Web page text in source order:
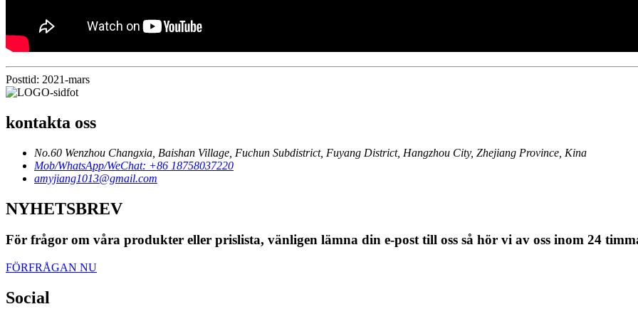
Posttid: 2021-mars
kontakta oss
No.60 Wenzhou Changxia, Baishan Village, Fuchun Subdistrict, Fuyang District, Hangzhou City, Zhejiang Province, Kina
Mob/WhatsApp/WeChat: +86 18758037220
amyjiang1013@gmail.com
NYHETSBREV
För frågor om våra produkter eller prislista, vänligen lämna din e-post till oss så hör vi av oss inom 24
FÖRFRÅGAN NU
Social